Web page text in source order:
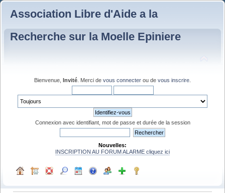
Association Libre d'Aide a la
Recherche sur la Moelle Epiniere
Bienvenue, Invité . Merci de vous connecter ou de vous inscrire
Connexion avec identifiant, mot de passe et durée de la session
Nouvelles:
INSCRIPTION AU FORUM ALARME cliquez ici